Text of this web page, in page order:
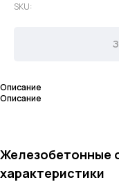
SKU:
Описание
Описание
Железобетонные
характеристики